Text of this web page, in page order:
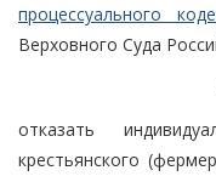
процессуального
Верховного Суда
отказать
крестьянского